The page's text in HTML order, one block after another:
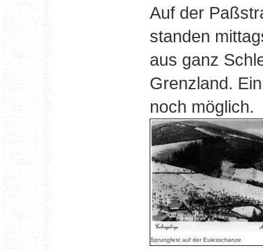
Auf der
standen
aus ganz
Grenzland.
noch möglich.
Sprungfest auf der Eulesschanze